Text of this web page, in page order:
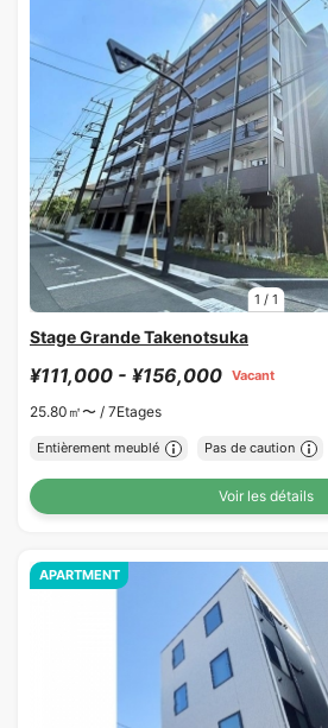
1 / 1
Stage Grande Takenotsuka
¥111,000 - ¥156,000 Vacant
25.80㎡〜 / 7Etages
Entièrement meublé Pas de caution
Voir les détails
APARTMENT